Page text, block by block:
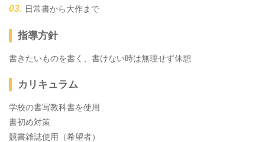
日常書から大作まで
指導方針
書きたいものを書く、書けない時は無理せず休憩
カリキュラム
学校の書写教科書を使用
書初め対策
競書雑誌使用（希望者）